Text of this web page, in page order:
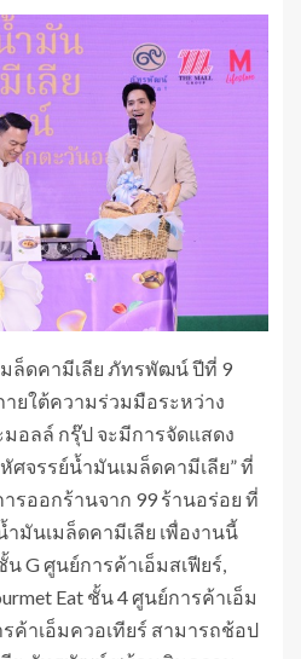
มล็ดคามีเลีย ภัทรพัฒน์ ปีที่ 9
ยใต้ความร่วมมือระหว่าง
อลล์ กรุ๊ป จะมีการจัดแสดง
ศจรรย์น้ำมันเมล็ดคามีเลีย” ที่
รออกร้านจาก 99 ร้านอร่อย ที่
มันเมล็ดคามีเลีย เพื่องานนี้
G ศูนย์การค้าเอ็มสเฟียร์,
Eat ชั้น 4 ศูนย์การค้าเอ็ม
ค้าเอ็มควอเทียร์ สามารถช้อป